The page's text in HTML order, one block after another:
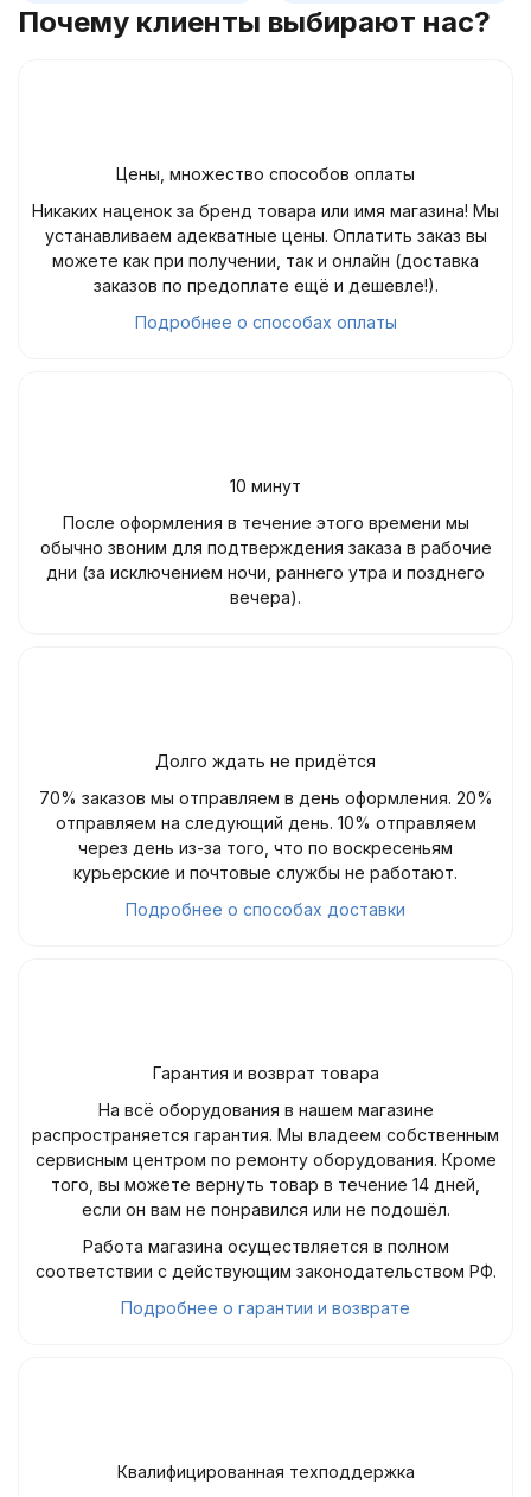
Почему клиенты выбирают нас?
Цены, множество способов оплаты
Никаких наценок за бренд товара или имя магазина! Мы
устанавливаем адекватные цены. Оплатить заказ вы
можете как при получении, так и онлайн (доставка
заказов по предоплате ещё и дешевле!).
Подробнее о способах оплаты
10 минут
После оформления в течение этого времени мы
обычно звоним для подтверждения заказа в рабочие
дни (за исключением ночи, раннего утра и позднего
вечера).
Долго ждать не придётся
70% заказов мы отправляем в день оформления. 20%
отправляем на следующий день. 10% отправляем
через день из-за того, что по воскресеньям
курьерские и почтовые службы не работают.
Подробнее о способах доставки
Гарантия и возврат товара
На всё оборудования в нашем магазине
распространяется гарантия. Мы владеем собственным
сервисным центром по ремонту оборудования. Кроме
того, вы можете вернуть товар в течение 14 дней,
если он вам не понравился или не подошёл.
Работа магазина осуществляется в полном
соответствии с действующим законодательством РФ.
Подробнее о гарантии и возврате
Квалифицированная техподдержка